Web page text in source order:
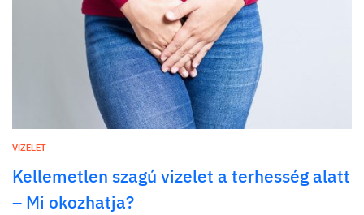
VIZELET
Kellemetlen szagú vizelet a terhesség alatt
– Mi okozhatja?